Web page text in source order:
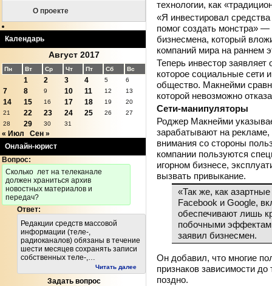
О проекте
Календарь
Август 2017
Пн Вт Ср Чт Пт Сб Вс
1 2 3 4 5 6
7 8 9 10 11 12 13
14 15 16 17 18 19
20
21
22 23 24 25 26
27
28
29 30 31
« Июл
Сен »
Онлайн-юрист
Вопрос:
Cколько лет на телеканале
должен храниться архив
новостных материалов и
передач?
Ответ:
Редакции средств массовой
информации (теле-,
радиоканалов) обязаны в течение
шести месяцев сохранять записи
собственных теле-,…
Читать далее
Задать вопрос
технологии, как
«Я инвестировал
помог создать монстра»
бизнесмена, который
компаний мира на раннем
Теперь инвестор заявляет
которое социальные сети
общество. Макнейми
которой невозможно
Сети-манипуляторы
Роджер Макнейми
зарабатывают на рекламе,
внимания со стороны
компании пользуются
игорном бизнесе,
вызвать привыкание.
«Так же, как
Facebook и Google,
обеспечивают лишь
побочными
заявил бизнесмен.
Он добавил, что многие
признаков зависимости до
поздно.